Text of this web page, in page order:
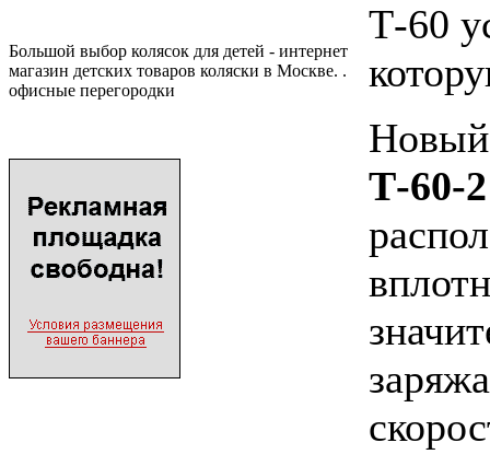
Большой выбор колясок для детей - интернет
магазин детских товаров коляски в Москве. .
офисные перегородки
Т-60
Новый
Т-60-2